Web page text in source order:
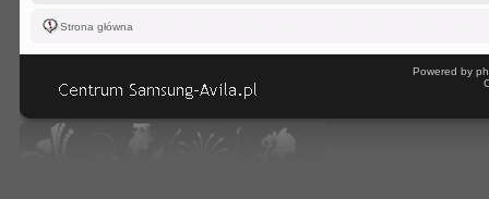
Strona główna
Powered by